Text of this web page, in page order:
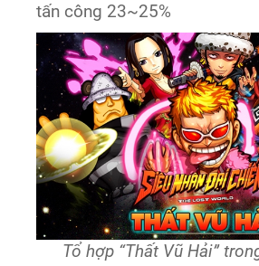
tấn công 23~25%
Tổ hợp “Thất Vũ Hải”